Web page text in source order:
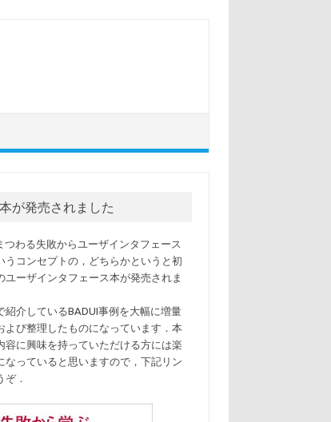
が発売されました
つわる失敗からユーザインタフェース
うコンセプトの，どちらかというと初
ユーザインタフェース本が発売されま
紹介しているBADUI事例を大幅に増量
よび整理したものになっています．本
容に興味を持っていただける方には楽
なっていると思いますので，下記リン
ぞ．